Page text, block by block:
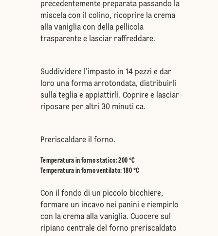
precedentemente preparata passando la
miscela con il colino, ricoprire la crema
alla vaniglia con della pellicola
trasparente e lasciar raffreddare.
Suddividere l’impasto in 14 pezzi e dar
loro una forma arrotondata, distribuirli
sulla teglia e appiattirli. Coprire e lasciar
riposare per altri 30 minuti ca.
Preriscaldare il forno.
Temperatura in forno statico:200 °C
Temperatura in forno ventilato: 180 °C
Con il fondo di un piccolo bicchiere,
formare un incavo nei panini e riempirlo
con la crema alla vaniglia. Cuocere sul
ripiano centrale del forno preriscaldato